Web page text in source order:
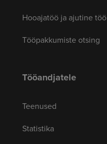
Hooajatöö ja ajutine töö
Tööpakkumiste otsing
Tööandjatele
Teenused
Statistika